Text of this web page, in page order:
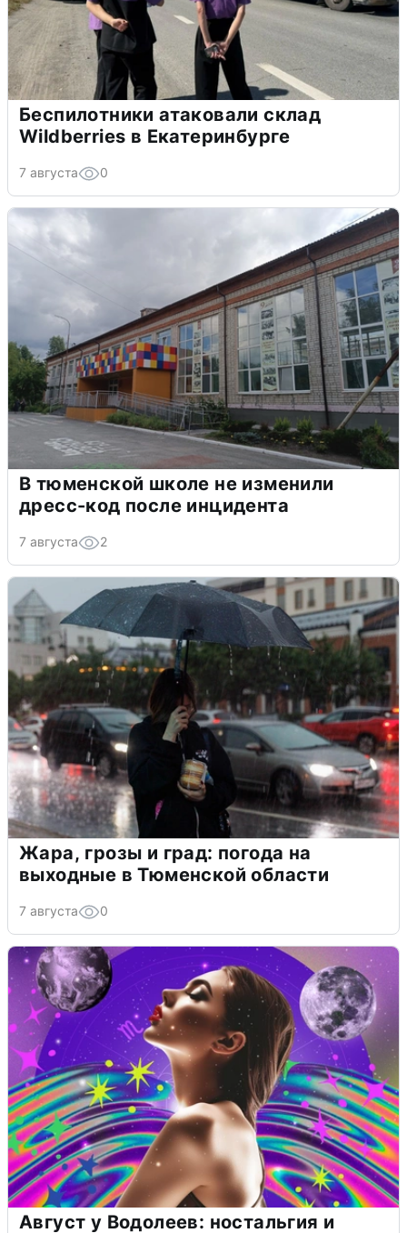
Беспилотники атаковали склад
Wildberries в Екатеринбурге
7 августа 0
В тюменской школе не изменили
дресс-код после инцидента
7 августа 2
Жара, грозы и град: погода на
выходные в Тюменской области
7 августа 0
Август у Водолеев: ностальгия и